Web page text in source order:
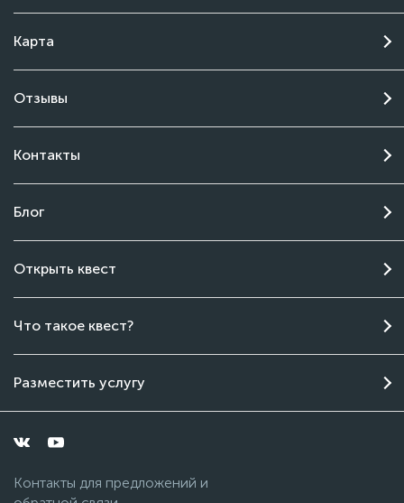
Карта
Отзывы
Контакты
Блог
Открыть квест
Что такое квест?
Разместить услугу
Контакты для предложений и
Онлайн